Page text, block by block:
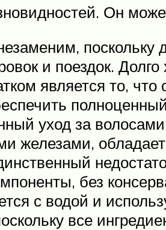
Он
поскольку
и поездок. Долго
является то, что
уход за
железами,
без
с водой и
все